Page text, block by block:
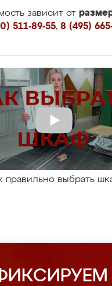
зависит от
511-89-55, 8 (495)
правильно выбрать